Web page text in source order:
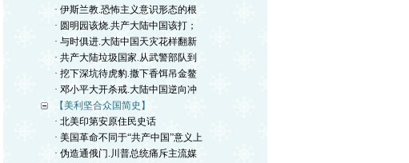
· 伊斯兰教.恐怖主义意识形态的根
· 圆明园该烧.共产大陆中国该打；
· 与时俱进.大陆中国天灾花样翻新
· 共产大陆垃圾国家.从武警部队到
· 挖下深坑待虎豹.撒下香饵吊金鳌
· 邓小平大开杀戒.大陆中国逆向冲
【美利坚合众国简史】
· 北美印第安原住民史话
· 美国革命不同于“共产中国”意义上
· 伪造通俄门.川普总统痛斥主流媒